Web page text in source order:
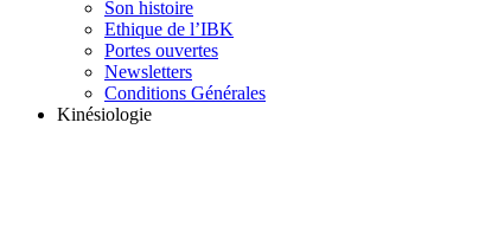
Son histoire
Ethique de l’IBK
Portes ouvertes
Newsletters
Conditions Générales
Kinésiologie